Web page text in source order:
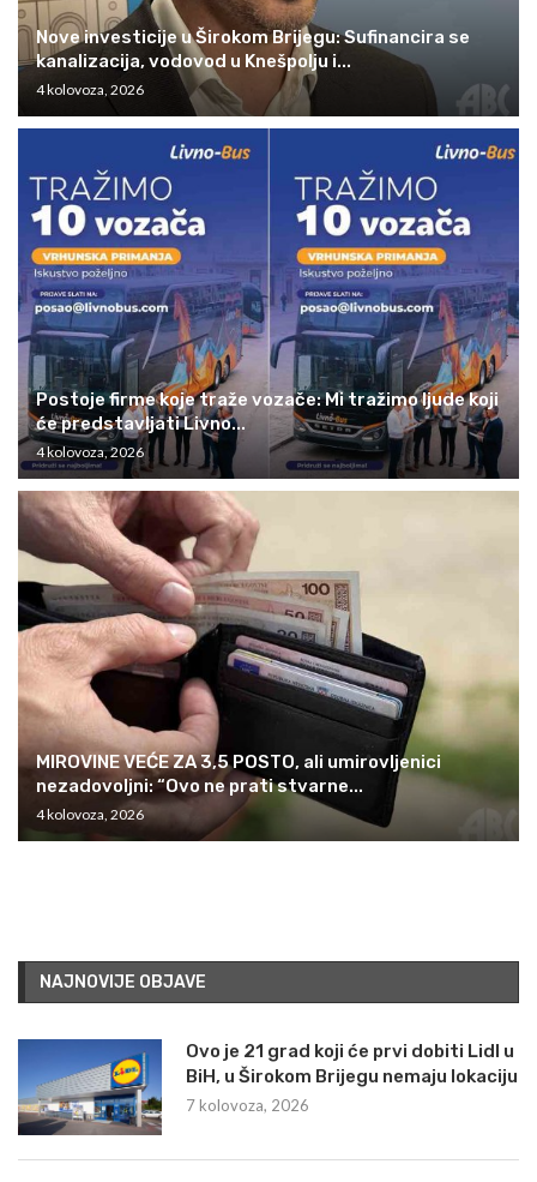
Nove investicije u Širokom Brijegu: Sufinancira se
kanalizacija, vodovod u Knešpolju i...
4 kolovoza, 2026
Postoje firme koje traže vozače: Mi tražimo ljude koji
će predstavljati Livno...
4 kolovoza, 2026
MIROVINE VEĆE ZA 3,5 POSTO, ali umirovljenici
nezadovoljni: “Ovo ne prati stvarne...
4 kolovoza, 2026
NAJNOVIJE OBJAVE
Ovo je 21 grad koji će prvi dobiti Lidl u
BiH, u Širokom Brijegu nemaju lokaciju
7 kolovoza, 2026